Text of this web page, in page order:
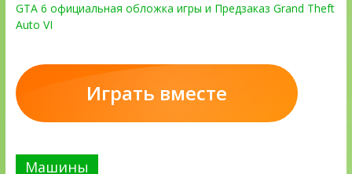
GTA 6 официальная обложка игры и Предзаказ Grand Theft
Auto VI
Играть вместе
Машины